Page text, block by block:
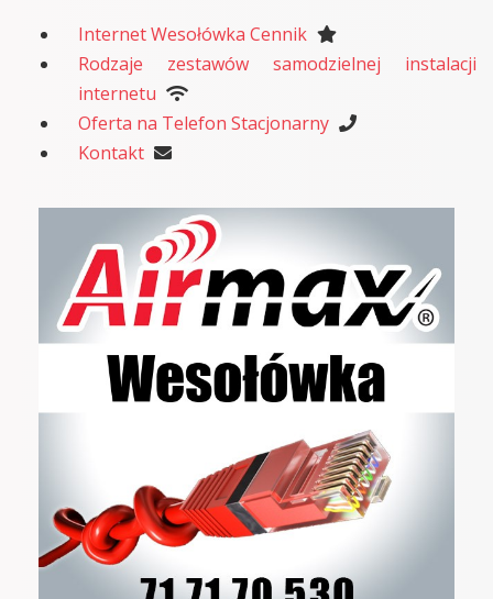
Internet Wesołówka Cennik
Rodzaje zestawów samodzielnej instalacji
internetu
Oferta na Telefon Stacjonarny
Kontakt